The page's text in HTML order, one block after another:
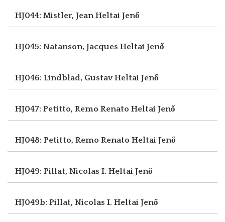
HJ044: Mistler, JeanHeltai Jenő
HJ045: Natanson, Jacques Heltai Jenő
HJ046: Lindblad, GustavHeltai Jenő
HJ047: Petitto, Remo Renato Heltai Jenő
HJ048: Petitto, Remo Renato Heltai Jenő
HJ049: Pillat, Nicolas I. Heltai Jenő
HJ049b: Pillat, Nicolas I. Heltai Jenő